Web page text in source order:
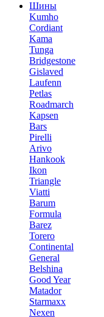
Шины
Kumho
Cordiant
Kama
Tunga
Bridgestone
Gislaved
Laufenn
Petlas
Roadmarch
Kapsen
Bars
Pirelli
Arivo
Hankook
Ikon
Triangle
Viatti
Barum
Formula
Barez
Torero
Continental
General
Belshina
Good Year
Matador
Starmaxx
Nexen